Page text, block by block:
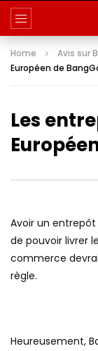
Home Avis sur
Européen de
Les
Avoir un entrepôt
de pouvoir livrer
commerce
règle.
Heureusement,